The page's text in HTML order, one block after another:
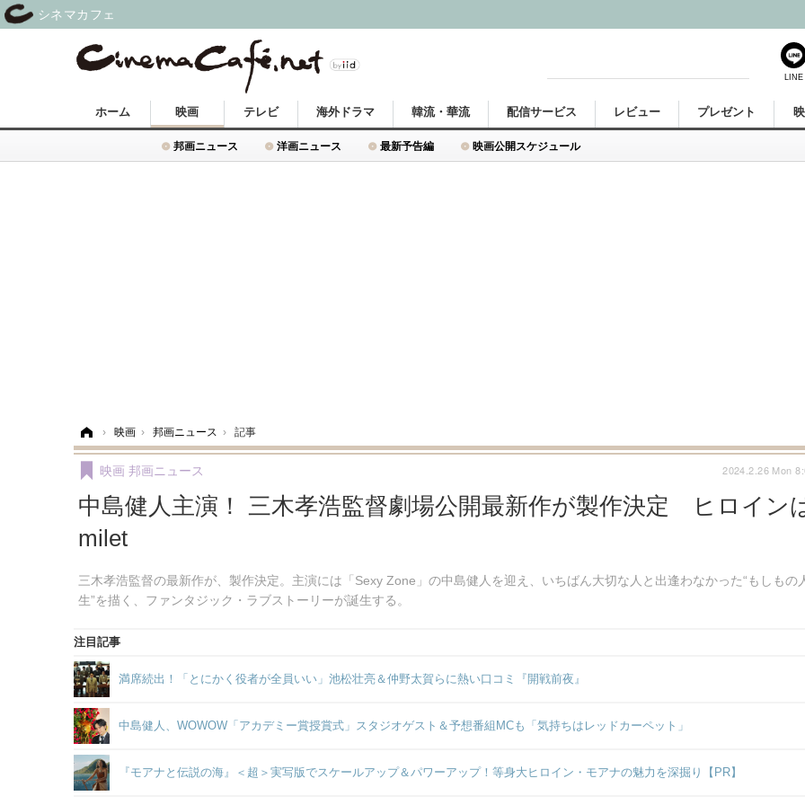
ホーム 映画
邦画ニュース 洋画ニュース 最新予告編 映画公開スケジュール
テレビ 海外ドラマ 韓流・華流 配信サービス レビュー プレゼント
› 映画 › 邦画ニュース › 記事
中島健人主演！ 三木孝浩監督劇場公開最新作が製作決定 ヒロイン
milet
三木孝浩監督の最新作が、製作決定。主演には「Sexy Zone」の中島健人を迎え、いちばん大切な人と出逢わなかった“もしもの
生”を描く、ファンタジック・ラブストーリーが誕生する。
映画 邦画ニュース 2024.2.26 Mon
注目記事
満席続出！「とにかく役者が全員いい」池松壮亮＆仲野太賀らに熱い口コミ『開戦前夜』
中島健人、WOWOW「アカデミー賞授賞式」スタジオゲスト＆予想番組MCも「気持ちはレッドカーペット」
『モアナと伝説の海』＜超＞実写版でスケールアップ＆パワーアップ！等身大ヒロイン・モアナの魅力を深掘り【PR】
LINE
シネマカフェ